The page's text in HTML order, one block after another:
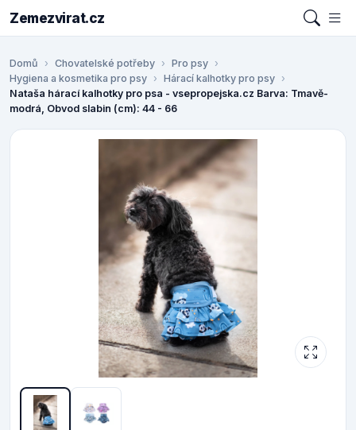
Zemezvirat.cz
Domů Chovatelské potřeby
Pro psy
Hygiena a kosmetika pro psy
Hárací kalhotky pro psy
Nataša hárací kalhotky pro psa - vsepropejska.cz Barva: Tmavě-
modrá, Obvod slabin (cm): 44 - 66